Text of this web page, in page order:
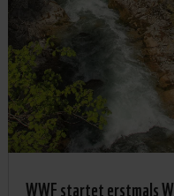
WWF startet erstmals